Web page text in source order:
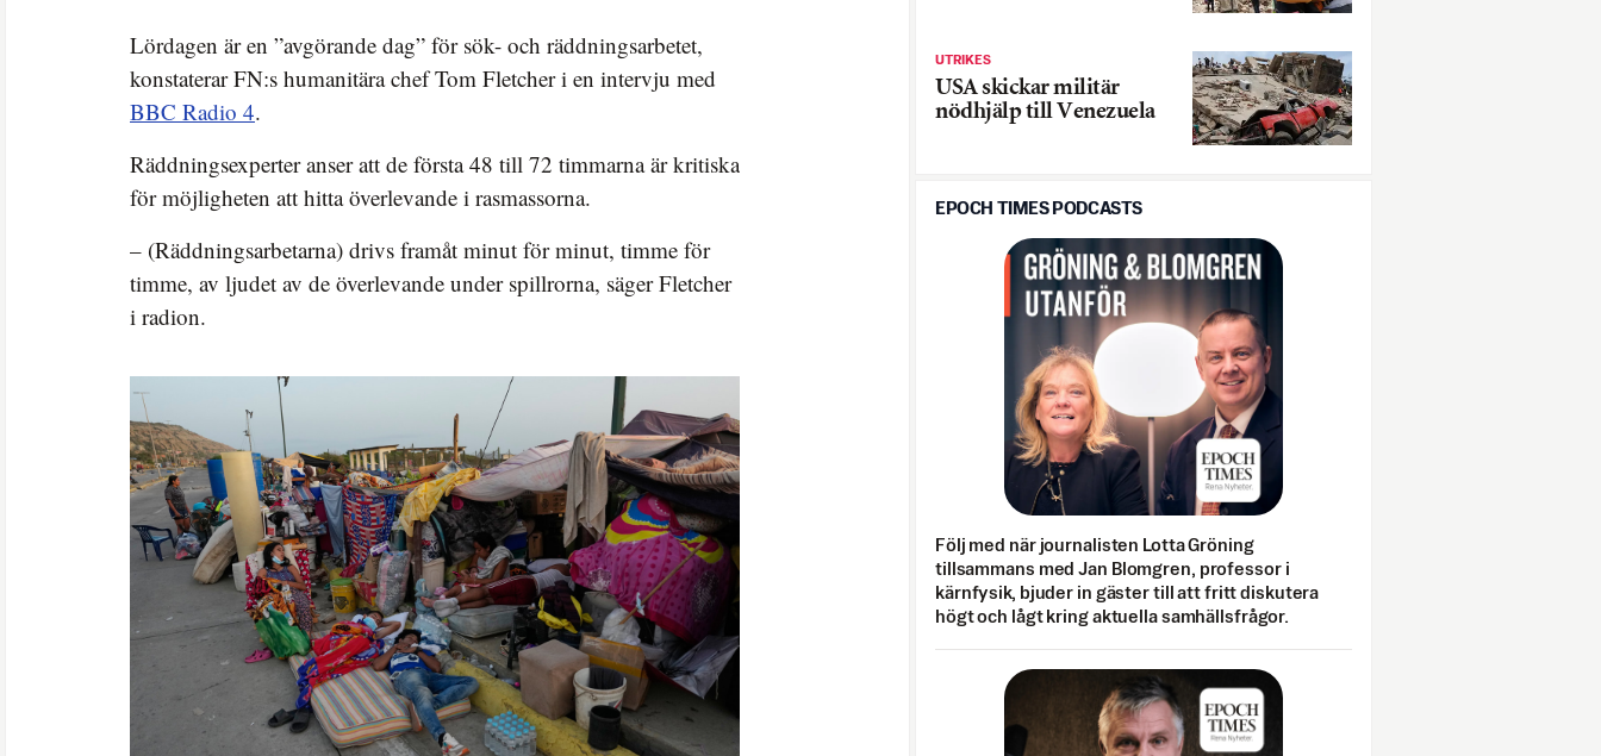
Lördagen är en ”avgörande dag” för sök- och räddningsarbetet,
konstaterar FN:s humanitära chef Tom Fletcher i en intervju med
BBC Radio 4.
Räddningsexperter anser att de första 48 till 72 timmarna är kritiska
för möjligheten att hitta överlevande i rasmassorna.
– (Räddningsarbetarna) drivs framåt minut för minut, timme för
timme, av ljudet av de överlevande under spillrorna, säger Fletcher
i radion.
UTRIKES
USA skickar militär
nödhjälp till Venezuela
EPOCH TIMES PODCASTS
Följ med när journalisten Lotta Gröning
tillsammans med Jan Blomgren, professor i
kärnfysik, bjuder in gäster till att fritt diskutera
högt och lågt kring aktuella samhällsfrågor.